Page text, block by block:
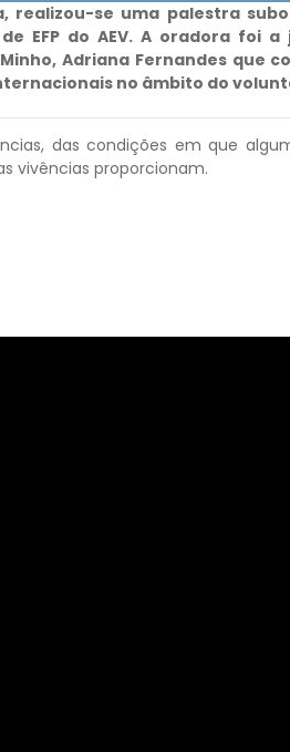
realizou-se uma palestra
EFP do AEV. A oradora foi
Adriana Fernandes que
no âmbito do
das condições em que
vivências proporcionam.